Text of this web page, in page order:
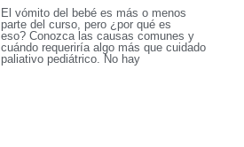
El vómito del bebé es más o menos
parte del curso, pero ¿por qué es
eso? Conozca las causas comunes y
cuándo requeriría algo más que cuidado
paliativo pediátrico. No hay